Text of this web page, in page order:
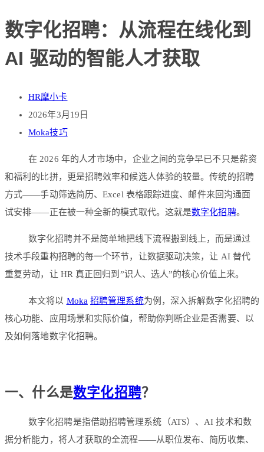
数字化招聘：从流程在线化到
AI 驱动的智能人才获取
HR摩小卡
2026年3月19日
Moka技巧
在 2026 年的人才市场中，企业之间的竞争早已不只是薪资
和福利的比拼，更是招聘效率和候选人体验的较量。传统的招聘
方式——手动筛选简历、Excel 表格跟踪进度、邮件来回沟通面
试安排——正在被一种全新的模式取代。这就是数字化招聘。
数字化招聘并不是简单地把线下流程搬到线上，而是通过
技术手段重构招聘的每一个环节，让数据驱动决策，让 AI 替代
重复劳动，让 HR 真正回归到”识人、选人”的核心价值上来。
本文将以 Moka 招聘管理系统为例，深入拆解数字化招聘的
核心功能、应用场景和实际价值，帮助你判断企业是否需要、以
及如何落地数字化招聘。
一、什么是数字化招聘？
数字化招聘是指借助招聘管理系统（ATS）、AI 技术和数
据分析能力，将人才获取的全流程——从职位发布、简历收集、